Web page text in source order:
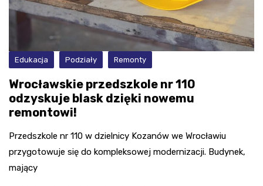
Edukacja Podziały Remonty
Wrocławskie przedszkole nr 110
odzyskuje blask dzięki nowemu
remontowi!
Przedszkole nr 110 w dzielnicy Kozanów we Wrocławiu
przygotowuje się do kompleksowej modernizacji. Budynek,
mający